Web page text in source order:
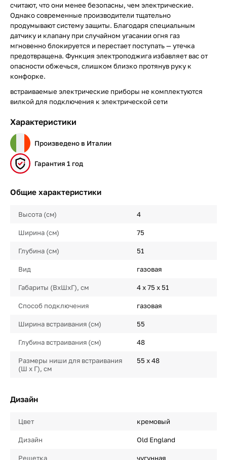
считают, что они менее безопасны, чем электрические.
Однако современные производители тщательно
продумывают систему защиты. Благодаря специальным
датчику и клапану при случайном угасании огня газ
мгновенно блокируется и перестает поступать — утечка
предотвращена. Функция электроподжига избавляет вас от
опасности обжечься, слишком близко протянув руку к
конфорке.
встраиваемые электрические приборы не комплектуются
вилкой для подключения к электрической сети
Характеристики
Произведено в Италии
Гарантия 1 год
Общие характеристики
Высота (см) 4
Ширина (см) 75
Глубина (см) 51
Вид газовая
Габариты (ВхШхГ), см 4 x 75 x 51
Способ подключения газовая
Ширина встраивания (см) 55
Глубина встраивания (см) 48
Размеры ниши для встраивания
(Ш х Г), см
55 x 48
Дизайн
Цвет кремовый
Дизайн Old England
Решетка чугунная